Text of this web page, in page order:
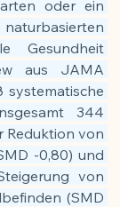
von
vom
oder ein
Gesundheit
aus JAMA
systematische
344
Reduktion von
-0,80) und
von
(SMD